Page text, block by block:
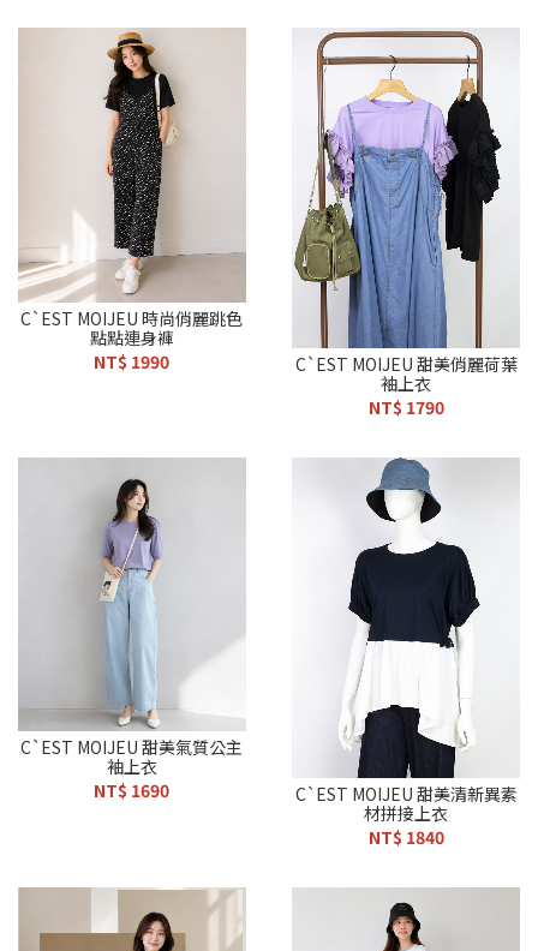
C`EST MOIJEU 時尚俏麗跳色
點點連身褲
NT$ 1990
C`EST MOIJEU 甜美俏麗荷葉
袖上衣
NT$ 1790
C`EST MOIJEU 甜美氣質公主
袖上衣
NT$ 1690
C`EST MOIJEU 甜美清新異素
材拼接上衣
NT$ 1840